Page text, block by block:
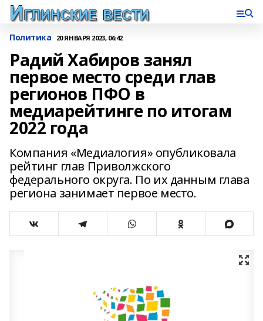
Политика 20 ЯНВАРЯ 2023, 06:42
Радий Хабиров занял
первое место среди глав
регионов ПФО в
медиарейтинге по итогам
2022 года
Компания «Медиалогия» опубликовала
рейтинг глав Приволжского
федерального округа. По их данным глава
региона занимает первое место.